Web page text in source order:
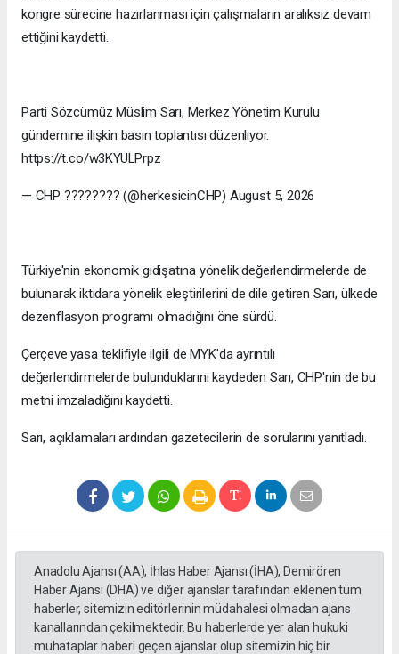
kongre sürecine hazırlanması için çalışmaların aralıksız devam
ettiğini kaydetti.
Parti Sözcümüz Müslim Sarı, Merkez Yönetim Kurulu
gündemine ilişkin basın toplantısı düzenliyor.
https://t.co/w3KYULPrpz
— CHP ???????? (@herkesicinCHP) August 5, 2026
Türkiye'nin ekonomik gidişatına yönelik değerlendirmelerde de
bulunarak iktidara yönelik eleştirilerini de dile getiren Sarı, ülkede
dezenflasyon programı olmadığını öne sürdü.
Çerçeve yasa teklifiyle ilgili de MYK'da ayrıntılı
değerlendirmelerde bulunduklarını kaydeden Sarı, CHP'nin de bu
metni imzaladığını kaydetti.
Sarı, açıklamaları ardından gazetecilerin de sorularını yanıtladı.
Anadolu Ajansı (AA), İhlas Haber Ajansı (İHA), Demirören
Haber Ajansı (DHA) ve diğer ajanslar tarafından eklenen tüm
haberler, sitemizin editörlerinin müdahalesi olmadan ajans
kanallarından çekilmektedir. Bu haberlerde yer alan hukuki
muhataplar haberi geçen ajanslar olup sitemizin hiç bir